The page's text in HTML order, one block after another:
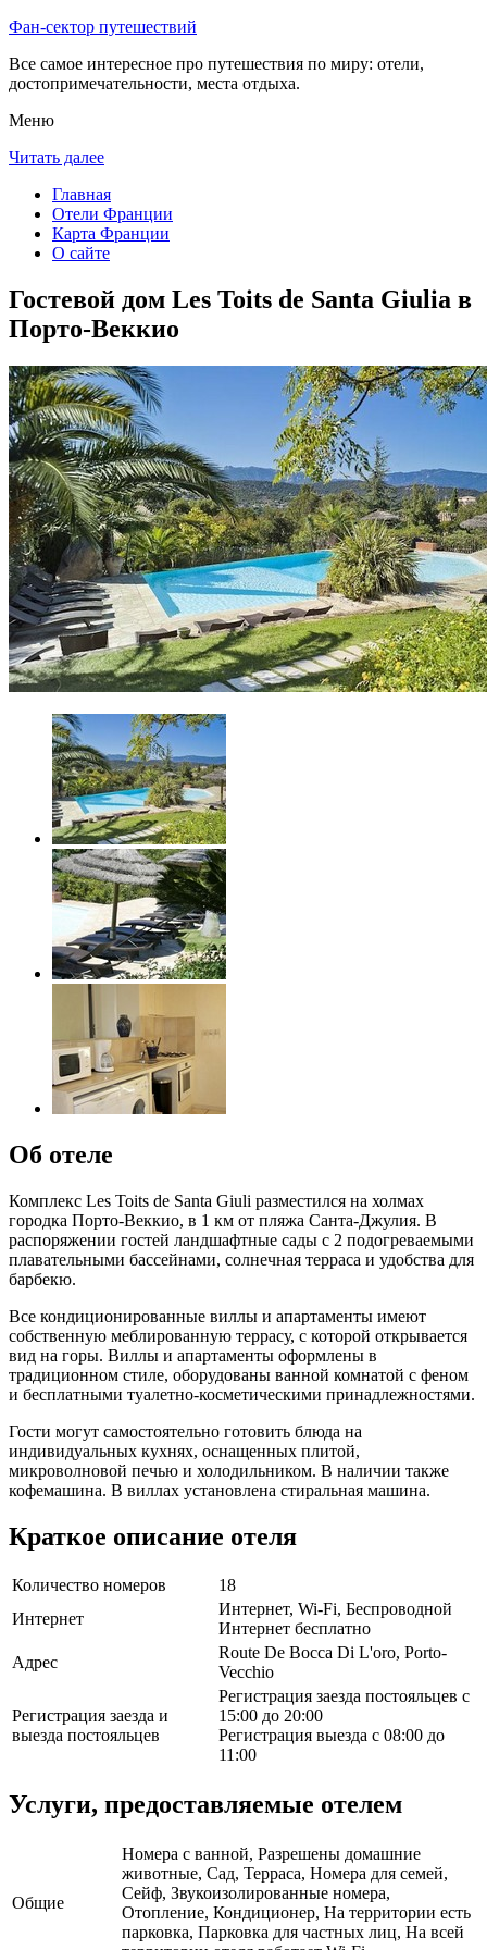
Фан-сектор путешествий
Все самое интересное про путешествия по миру: отели,
достопримечательности, места отдыха.
Меню
Читать далее
Главная
Отели Франции
Карта Франции
О сайте
Гостевой дом Les Toits de Santa Giulia в
Порто-Веккио
Об отеле
Комплекс Les Toits de Santa Giuli разместился на холмах
городка Порто-Веккио, в 1 км от пляжа Санта-Джулия. В
распоряжении гостей ландшафтные сады с 2 подогреваемыми
плавательными бассейнами, солнечная терраса и удобства для
барбекю.
Все кондиционированные виллы и апартаменты имеют
собственную меблированную террасу, с которой открывается
вид на горы. Виллы и апартаменты оформлены в
традиционном стиле, оборудованы ванной комнатой с феном
и бесплатными туалетно-косметическими принадлежностями.
Гости могут самостоятельно готовить блюда на
индивидуальных кухнях, оснащенных плитой,
микроволновой печью и холодильником. В наличии также
кофемашина. В виллах установлена стиральная машина.
Краткое описание отеля
Количество номеров
18
Интернет
Интернет, Wi-Fi, Беспроводной
Интернет бесплатно
Адрес
Route De Bocca Di L'oro, Porto-
Vecchio
Регистрация заезда и
выезда постояльцев
Регистрация заезда постояльцев с
15:00 до 20:00
Регистрация выезда с 08:00 до
11:00
Услуги, предоставляемые отелем
Общие
Номера с ванной, Разрешены домашние
животные, Сад, Терраса, Номера для семей,
Сейф, Звукоизолированные номера,
Отопление, Кондиционер, На территории есть
парковка, Парковка для частных лиц, На всей